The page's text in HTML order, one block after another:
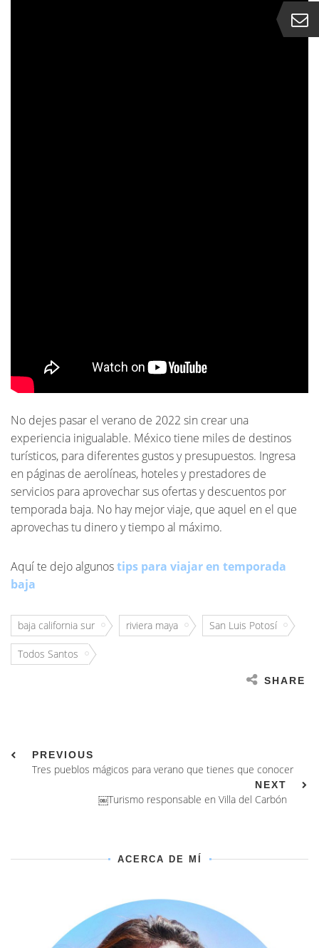
No dejes pasar el verano de 2022 sin crear una
experiencia inigualable. México tiene miles de destinos
turísticos, para diferentes gustos y presupuestos. Ingresa
en páginas de aerolíneas, hoteles y prestadores de
servicios para aprovechar sus ofertas y descuentos por
temporada baja. No hay mejor viaje, que aquel en el que
aprovechas tu dinero y tiempo al máximo.
Aquí te dejo algunostips para viajar en temporada
baja
baja california sur riviera maya San Luis Potosí
Todos Santos
SHARE
PREVIOUS
Tres pueblos mágicos para verano que tienes que conocer
NEXT
￼Turismo responsable en Villa del Carbón
ACERCA DE MÍ